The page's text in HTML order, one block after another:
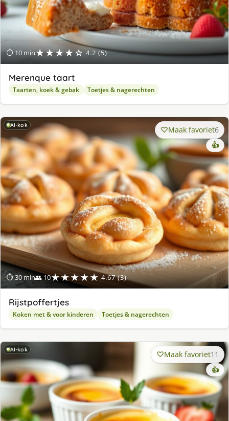
⏱ 10 min★★★★☆ 4.2 (5)
Merenque taart
Taarten, koek & gebak Toetjes & nagerechten
AI-kok
⏱ 30 min👥 10★★★★★ 4.67 (3)
Maak favoriet6
👍
Rijstpoffertjes
Koken met & voor kinderen Toetjes & nagerechten
AI-kok Maak favoriet11
👍